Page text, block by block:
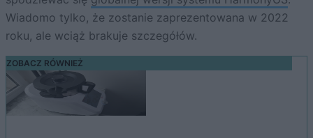
Wiadomo tylko, że zostanie zaprezentowana w 2022
roku, ale wciąż brakuje szczegółów.
ZOBACZ RÓWNIEŻ